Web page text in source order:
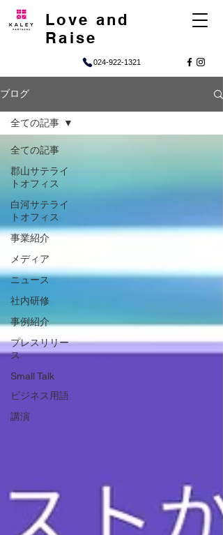
024-922-1321
Love and
Raise
ブログ
全ての記事
郡山サテライ
トオフィス
白河サテライ
トオフィス
事業紹介
メディア
ニュース
社内研修
事例紹介
プレスリリー
ス
Small Talk
ビジネス用語
講演
全ての記事